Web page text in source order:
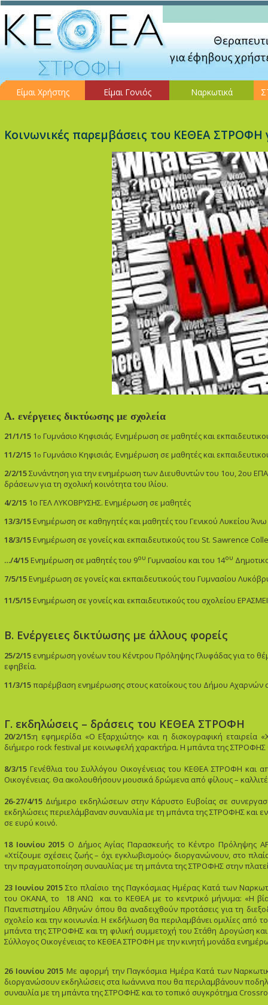
Είμαι Χρήστης Είμαι Γονιός Ναρκωτικά
Κοινωνικές παρεμβάσεις του ΚΕΘΕΑ ΣΤΡΟΦΗ
Α. ενέργειες δικτύωσης με σχολεία
21/1/15 1 o Γυμνάσιο Κηφισιάς. Ενημέρωση σε μαθητές και
11/2/15 1 o Γυμνάσιο Κηφισιάς. Ενημέρωση σε μαθητές και
2/2/15Συνάντηση για την ενημέρωση των Διευθυντώντου 1oυ, 2ου
δράσεων για τη σχολική κοινότητα του Ιλίου.
4/2/15 1ο ΓΕΛ ΛΥΚΟΒΡΥΣΗΣ. Ενημέρωση σε μαθητές
13/3/15 Ενημέρωση σε καθηγητές και μαθητές του Γενικού Λυκείου
18/3/15 Ενημέρωση σε γονείς και εκπαιδευτικούς του St. Sawrence
…/4/15 Ενημέρωση σε μαθητές του 9ου Γυμνασίου και του 14ου
7/5/15 Ενημέρωση σε γονείς και εκπαιδευτικούς του Γυμνασίου
11/5/15 Ενημέρωση σε γονείς και εκπαιδευτικούς του σχολείου
Β. Ενέργειες δικτύωσης με άλλους φορείς
25/2/15 ενημέρωση γονέων του Κέντρου Πρόληψης Γλυφάδας για το
εφηβεία.
11/3/15παρέμβαση ενημέρωσης στους κατοίκους του Δήμου Αχαρνών
Γ. εκδηλώσεις – δράσεις του ΚΕΘΕΑ ΣΤΡΟΦΗ
20/2/15:η εφημερίδα «Ο Εξαρχιώτης» και η δισκογραφική
διήμερο rock festival με κοινωφελή χαρακτήρα. Η μπάντα της ΣΤΡΟΦΗΣ
8/3/15 Γενέθλια του Συλλόγου Οικογένειας του ΚΕΘΕΑ ΣΤΡΟΦΗ και
Οικογένειας. Θα ακολουθήσουν μουσικά δρώμενα από φίλους –
26-27/4/15 Διήμερο εκδηλώσεων στην Κάρυστο Ευβοίας σε
εκδηλώσεις περιελάμβαναν συναυλία με τη μπάντα της ΣΤΡΟΦΗΣ και
σε ευρύ κοινό.
18 Ιουνίου 2015 Ο Δήμος Αγίας Παρασκευής το Κέντρο Πρόληψης
«Χτίζουμε σχέσεις ζωής – όχι εγκλωβισμούς» διοργανώνουν, στο
την πραγματοποίηση συναυλίας με τη μπάντα της ΣΤΡΟΦΗΣ στην
23 Ιουνίου 2015 Στο πλαίσιο της Παγκόσμιας Ημέρας Κατά των
του ΟΚΑΝΑ, το 18 ΑΝΩ και το ΚΕΘΕΑ με το κεντρικό μήνυμα: «Η
Πανεπιστημίου Αθηνών όπου θα αναδειχθούν προτάσεις για τη
σχολείο και την κοινωνία. Η εκδήλωση θα περιλαμβάνει ομιλίες από
μπάντα της ΣΤΡΟΦΗΣ και τη φιλική συμμετοχή του Στάθη Δρογώση
Σύλλογος Οικογένειας το ΚΕΘΕΑ ΣΤΡΟΦΗ με την κινητή μονάδα
26 Ιουνίου 2015 Με αφορμή την Παγκόσμια Ημέρα Κατά των
διοργανώσουν εκδηλώσεις στα Ιωάννινα που θα περιλαμβάνουν
συναυλία με τη μπάντα της ΣΤΡΟΦΗΣ και το τοπικό συγκρότημα